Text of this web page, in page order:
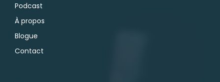
Podcast
À propos
Blogue
Contact